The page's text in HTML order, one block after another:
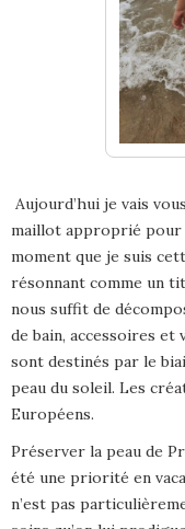
Aujourd’hui je vais
maillot approprié pour
moment que je suis
résonnant comme un
nous suffit de
de bain, accessoires et
sont destinés par le
peau du soleil. Les
Européens.
Préserver la peau de
été une priorité en
n’est pas